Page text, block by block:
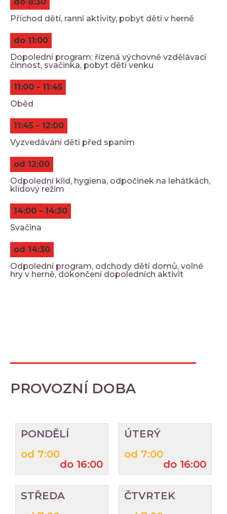
do 8:30
Příchod dětí, ranní aktivity, pobyt dětí v herně
do 11:00
Dopolední program: řízená výchovně vzdělávací
činnost, svačinka, pobyt dětí venku
11:00 - 11:45
Oběd
11:45 - 12:00
Vyzvedávání dětí před spaním
od 12:00
Odpolední klid, hygiena, odpočinek na lehátkách,
klidový režim
14:00 - 14:30
Svačina
od 14:30
Odpolední program, odchody dětí domů, volné
hry v herně, dokončení dopoledních aktivit
PROVOZNÍ DOBA
PONDĚLÍ
od 7:00
do 16:00
ÚTERÝ
od 7:00
do 16:00
STŘEDA
ČTVRTEK